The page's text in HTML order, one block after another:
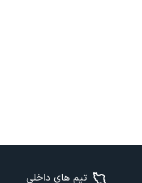
تیم های داخلی